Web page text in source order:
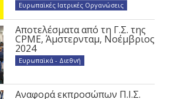
Ευρωπαϊκές Ιατρικές Οργανώσεις
Αποτελέσματα από τη Γ.Σ. της
CPME, Άμστερνταμ, Νοέμβριος
2024
Ευρωπαϊκά - Διεθνή
Αναφορά εκπροσώπων Π.Ι.Σ.